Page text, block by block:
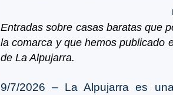
Entradas sobre casas baratas que
la comarca y que hemos publicado
de La Alpujarra.
9/7/2026 – La Alpujarra es